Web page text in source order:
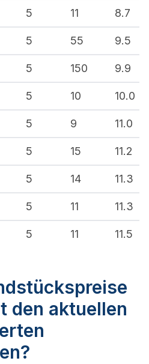
5 11 8.7
5 55 9.5
5 150 9.9
5 10 10.0
5 9 11.0
5 15 11.2
5 14 11.3
5 11 11.3
5 11 11.5
den aktuellen